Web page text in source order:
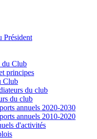
Président
du Club
principes
Club
du club
du club
annuels 2020-2030
annuels 2010-2020
d'activités